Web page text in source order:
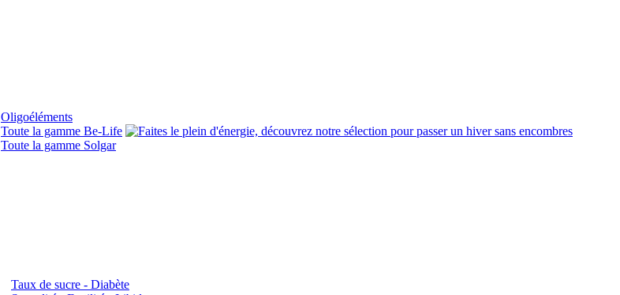
Oligoéléments
Toute la gamme Be-Life
Toute la gamme Solgar
Taux de sucre - Diabète